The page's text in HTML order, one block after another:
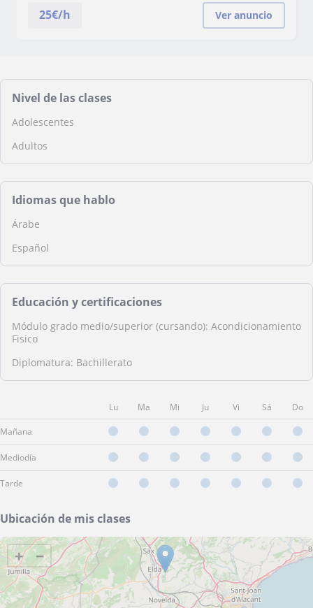
25€/h Ver anuncio
Nivel de las clases
Adolescentes
Adultos
Idiomas que hablo
Árabe
Español
Educación y certificaciones
Módulo grado medio/superior (cursando): Acondicionamiento
Fisico
Diplomatura: Bachillerato
Lu Ma Mi Ju Vi Sá Do
Mañana
Mediodía
Tarde
Ubicación de mis clases
+ −